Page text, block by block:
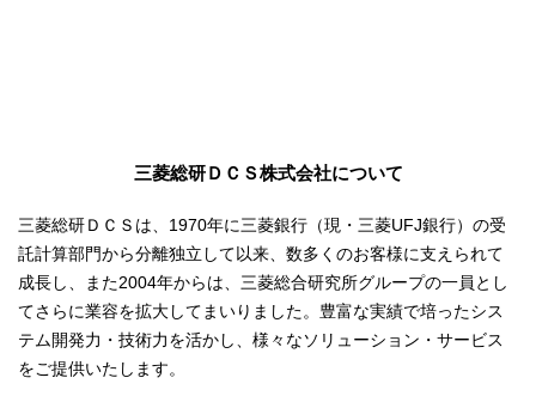
三菱総研ＤＣＳ株式会社について
三菱総研ＤＣＳは、1970年に三菱銀行（現・三菱UFJ銀行）の受
託計算部門から分離独立して以来、数多くのお客様に支えられて
成長し、また2004年からは、三菱総合研究所グループの一員とし
てさらに業容を拡大してまいりました。豊富な実績で培ったシス
テム開発力・技術力を活かし、様々なソリューション・サービス
をご提供いたします。